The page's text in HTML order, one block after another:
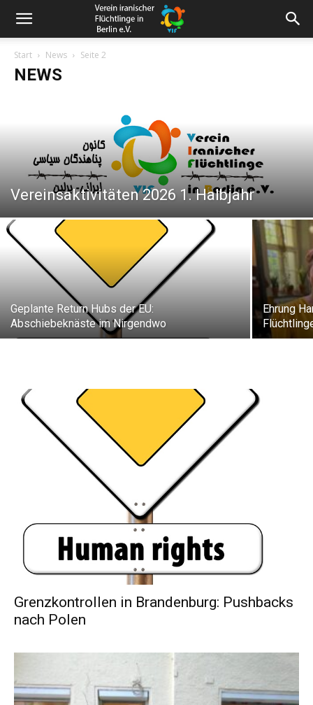
Start News Seite 2
NEWS
Vereinsaktivitäten 2026 1. Halbjahr
Geplante Return Hubs der EU:
Abschiebeknäste im Nirgendwo
Ehrung
Grenzkontrollen in Brandenburg: Pushbacks
nach Polen